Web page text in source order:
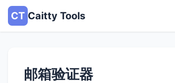
CT Caitty Tools
邮箱验证器